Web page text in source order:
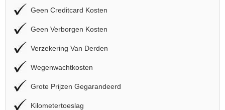
Geen Creditcard Kosten
Geen Verborgen Kosten
Verzekering Van Derden
Wegenwachtkosten
Grote Prijzen Gegarandeerd
Kilometertoeslag